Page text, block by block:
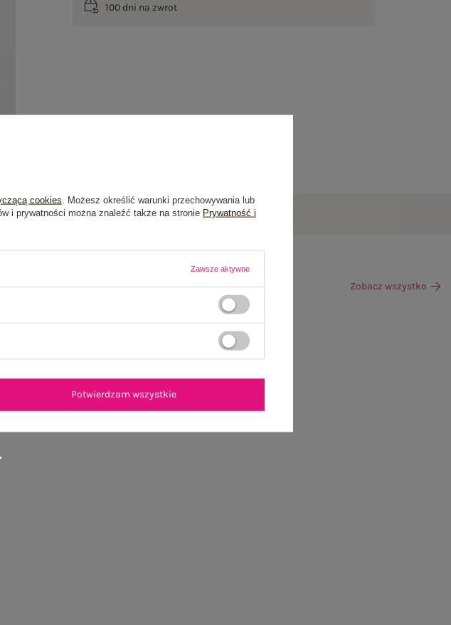
100 dni na zwrot
Zobacz wszystko
cookies . Możesz określić warunki przechowywania lub
i prywatności można znaleźć także na stronie Prywatność i
Zawsze aktywne
Potwierdzam wszystkie